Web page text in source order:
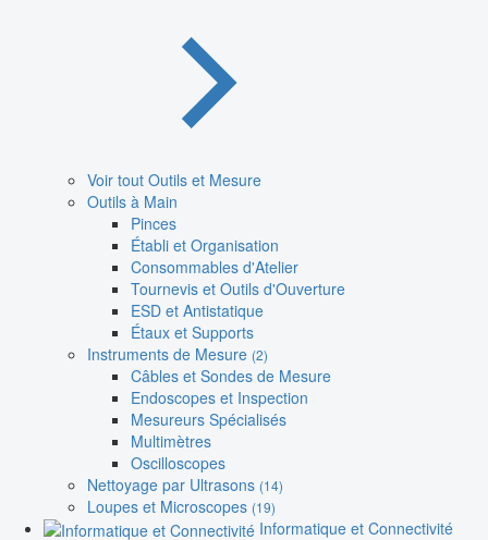
Voir tout Outils et Mesure
Outils à Main
Pinces
Établi et Organisation
Consommables d'Atelier
Tournevis et Outils d'Ouverture
ESD et Antistatique
Étaux et Supports
Instruments de Mesure (2)
Câbles et Sondes de Mesure
Endoscopes et Inspection
Mesureurs Spécialisés
Multimètres
Oscilloscopes
Nettoyage par Ultrasons (14)
Loupes et Microscopes (19)
Informatique et Connectivité